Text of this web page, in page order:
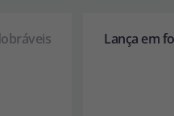
Lança em